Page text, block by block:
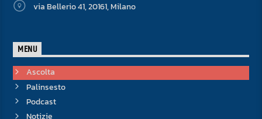
via Bellerio 41, 20161, Milano
MENU
Ascolta
Palinsesto
Podcast
Notizie